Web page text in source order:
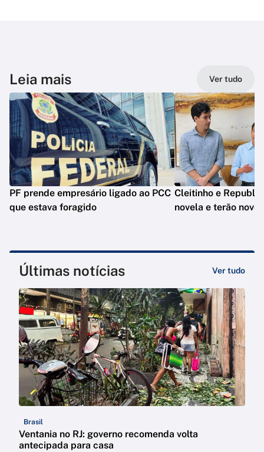
Leia mais Ver tudo
PF prende empresário ligado ao PCC
que estava foragido
Cleitinho e
novela e terão novo
Últimas notícias Ver tudo
Brasil
Ventania no RJ: governo recomenda volta
antecipada para casa